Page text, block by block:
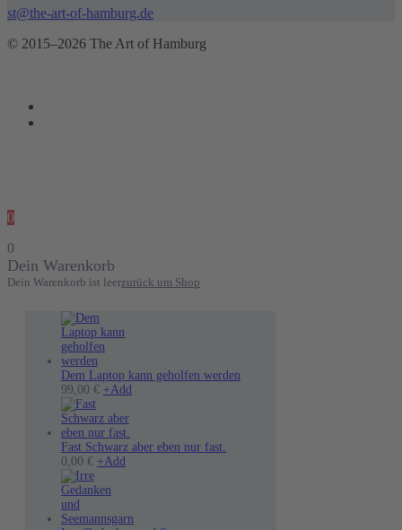
st@the-art-of-hamburg.de
© 2015–2026 The Art of Hamburg
0
0
Dein Warenkorb
Dein Warenkorb ist leerzurück um Shop
Dem Laptop kann geholfen werden
99,00 € +Add
Varianten
auf
Fast Schwarz aber eben nur fast.
0,00 € +Add